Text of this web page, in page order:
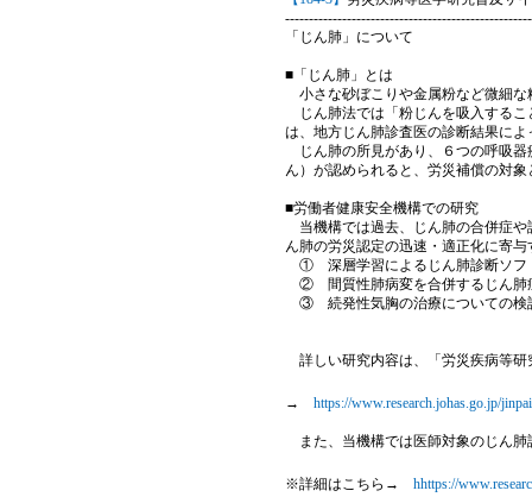
「じん肺」について
■「じん肺」とは
小さな砂ぼこりや金属粉など微細な
じん肺法では「粉じんを吸入するこ
は、地方じん肺診査医の診断結果に
じん肺の所見があり、６つの呼吸器
ん）が認められると、労災補償の対象
■労働者健康安全機構での研究
当機構では過去、じん肺の合併症や
ん肺の労災認定の迅速・適正化に寄
① 深層学習によるじん肺診断ソフ
② 間質性肺病変を合併するじん肺
③ 続発性気胸の治療についての検
詳しい研究内容は、「労災疾病等研
→ https://www.research.johas.go.jp/
また、当機構では医師対象のじん
※詳細はこちら→ hhttps://